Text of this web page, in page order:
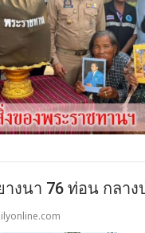
งนา 76 ท่อน กลา